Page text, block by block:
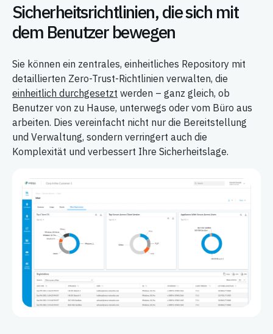
Sicherheitsrichtlinien, die sich mit
dem Benutzer bewegen
Sie können ein zentrales, einheitliches Repository mit
detaillierten Zero-Trust-Richtlinien verwalten, die
einheitlich durchgesetzt werden – ganz gleich, ob
Benutzer von zu Hause, unterwegs oder vom Büro aus
arbeiten. Dies vereinfacht nicht nur die Bereitstellung
und Verwaltung, sondern verringert auch die
Komplexität und verbessert Ihre Sicherheitslage.